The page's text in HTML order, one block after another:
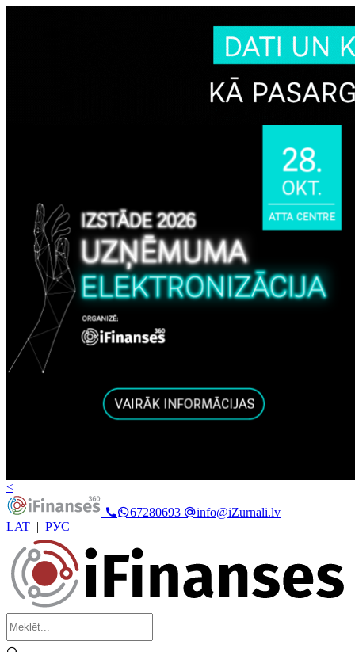
<
67280693
info@iZurnali.lv
LAT | РУС